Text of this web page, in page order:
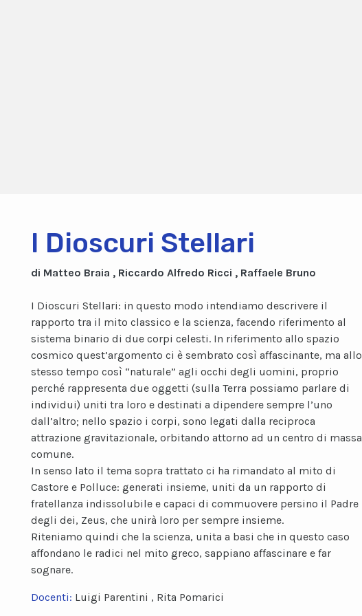
I Dioscuri Stellari
di Matteo Braia , Riccardo Alfredo Ricci , Raffaele Bruno
I Dioscuri Stellari: in questo modo intendiamo descrivere il
rapporto tra il mito classico e la scienza, facendo riferimento al
sistema binario di due corpi celesti. In riferimento allo spazio
cosmico quest’argomento ci è sembrato così affascinante, ma allo
stesso tempo così “naturale” agli occhi degli uomini, proprio
perché rappresenta due oggetti (sulla Terra possiamo parlare di
individui) uniti tra loro e destinati a dipendere sempre l’uno
dall’altro; nello spazio i corpi, sono legati dalla reciproca
attrazione gravitazionale, orbitando attorno ad un centro di massa
comune.
In senso lato il tema sopra trattato ci ha rimandato al mito di
Castore e Polluce: generati insieme, uniti da un rapporto di
fratellanza indissolubile e capaci di commuovere persino il Padre
degli dei, Zeus, che unirà loro per sempre insieme.
Riteniamo quindi che la scienza, unita a basi che in questo caso
affondano le radici nel mito greco, sappiano affascinare e far
sognare.
Docenti: Luigi Parentini , Rita Pomarici